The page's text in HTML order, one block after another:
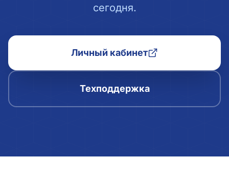
сегодня.
Личный кабинет
Техподдержка